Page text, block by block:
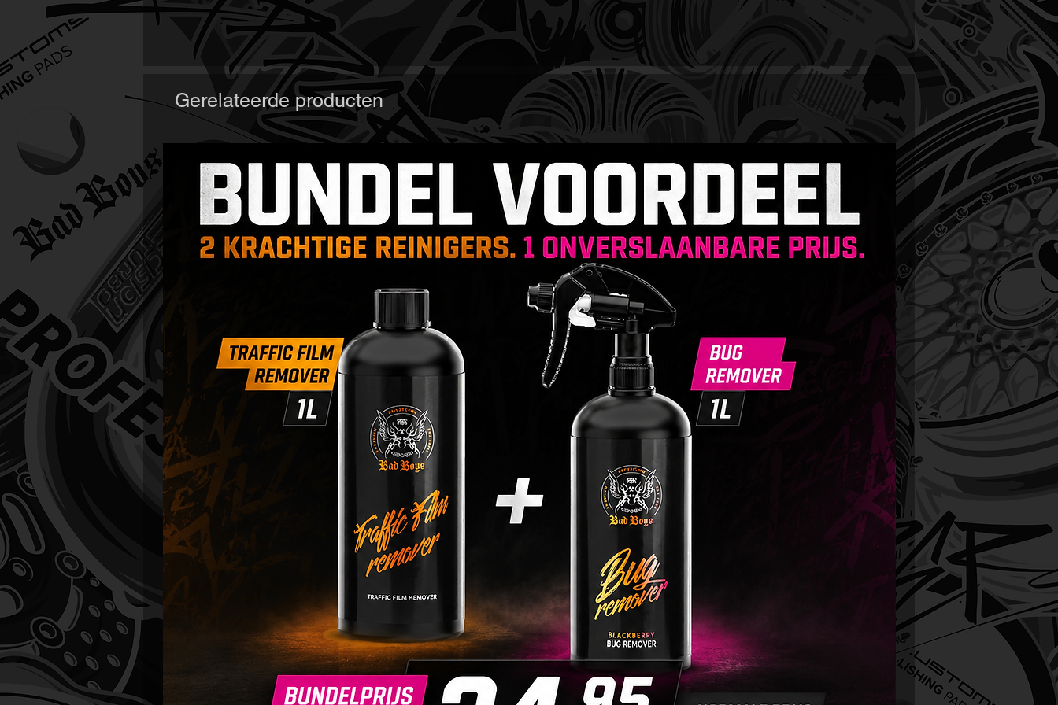
• Eenvoudig aan te brengen: Dankzij
de innovatieve formule kun je
een dikkere laag aanbrengen zonder
problemen bij het uitpoetsen.
• Langere werktijd: De wax droogt niet
te snel op, wat betekent dat je zelfs tot
de volgende dag kunt wachten met
uitpoetsen.
• In lagen aanbrengen: Je
kunt meerdere lagen aanbrengen, met
een wachttijd van 24 uur tussen elke
laag voor optimale bescherming.
• Bescherming & Hydrofoob effect: Het
biedt goede lakbescherming,
het opvullen van microkrassen, en
zorgt voor een glad oppervlak dat het
wassen vergemakkelijkt.
• Diepte van de kleur: De wax versterkt
de diepte van de kleur van de lak,
waardoor je een schitterend resultaat
krijgt.
• De duurzaamheid is afhankelijk van
de voorbereiding van het oppervlak en
de manier van onderhoud van de auto.
lagen zorgt voor maandenlange
• Bij standaardtoepassing (goed
gewassen en ontvette lak) blijft de wax
enkele maanden effectief.
Voorbereiding van de lak:
Gerelateerde producten